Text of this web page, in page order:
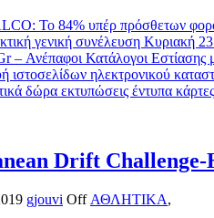
Το 84% υπέρ πρόσθετων
γενική συνέλευση Κυριακή
– Ανέπαφοι Κατάλογοι Εστίασης
ιστοσελίδων ηλεκτρονικού
δώρα εκτυπώσεις έντυπα
Drift Challenge-
gjouvi Off ΑΘΛΗΤΙΚΑ,